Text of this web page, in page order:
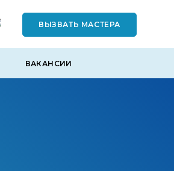
ВЫЗВАТЬ МАСТЕРА
ВАКАНСИИ